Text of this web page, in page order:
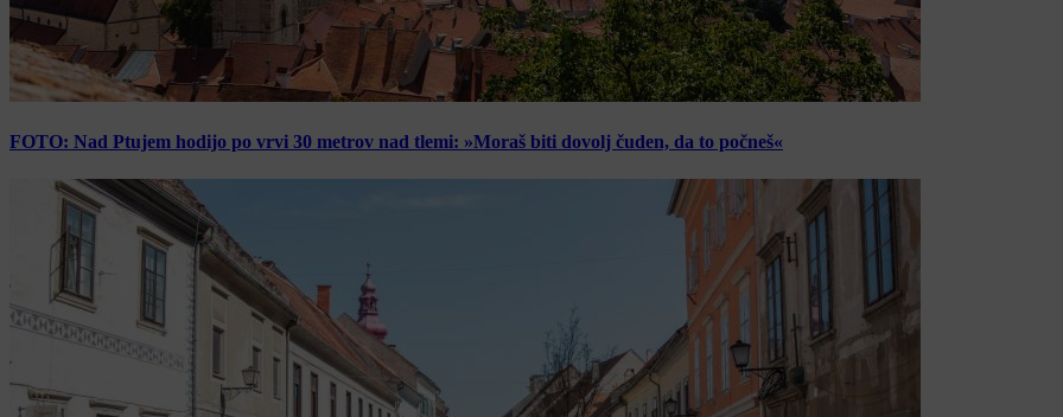
FOTO: Nad Ptujem hodijo po vrvi 30 metrov nad tlemi: »Moraš biti dovolj čuden, da to počneš«